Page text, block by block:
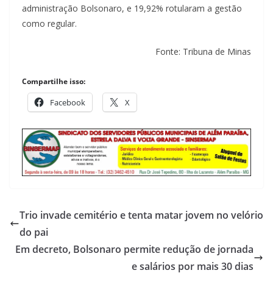
administração Bolsonaro, e 19,92% rotularam a gestão
como regular.
Fonte: Tribuna de Minas
Compartilhe isso:
Facebook X
Trio invade cemitério e tenta matar jovem no velório
do pai
Em decreto, Bolsonaro permite redução de jornada
e salários por mais 30 dias